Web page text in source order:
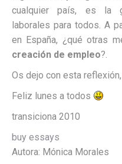
cualquier país, es la
laborales para todos. A
en España, ¿qué otras
creación de empleo?.
Os dejo con esta reflexión,
Feliz lunes a todos
transiciona 2010
buy essays
Autora: Mónica Morales